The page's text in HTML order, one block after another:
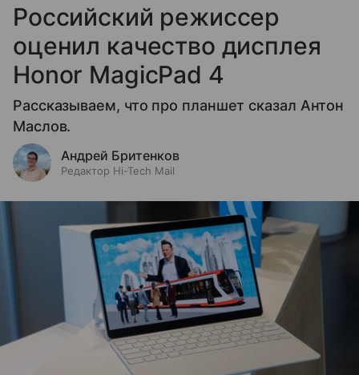
Российский режиссер
оценил качество дисплея
Honor MagicPad 4
Рассказываем, что про планшет сказал Антон
Маслов.
Андрей Бритенков
Редактор Hi-Tech Mail